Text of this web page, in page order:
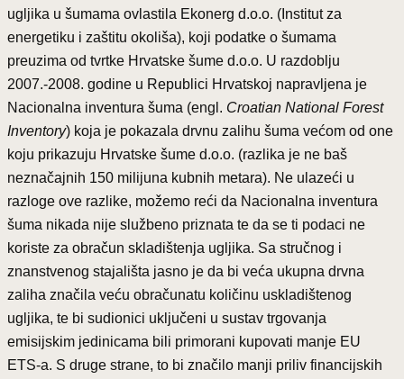
ugljika u šumama ovlastila Ekonerg d.o.o. (Institut za
energetiku i zaštitu okoliša), koji podatke o šumama
preuzima od tvrtke Hrvatske šume d.o.o. U razdoblju
2007.-2008. godine u Republici Hrvatskoj napravljena je
Nacionalna inventura šuma (engl. Croatian National Forest
Inventory) koja je pokazala drvnu zalihu šuma većom od one
koju prikazuju Hrvatske šume d.o.o. (razlika je ne baš
neznačajnih 150 milijuna kubnih metara). Ne ulazeći u
razloge ove razlike, možemo reći da Nacionalna inventura
šuma nikada nije službeno priznata te da se ti podaci ne
koriste za obračun skladištenja ugljika. Sa stručnog i
znanstvenog stajališta jasno je da bi veća ukupna drvna
zaliha značila veću obračunatu količinu uskladištenog
ugljika, te bi sudionici uključeni u sustav trgovanja
emisijskim jedinicama bili primorani kupovati manje EU
ETS-a. S druge strane, to bi značilo manji priliv financijskih